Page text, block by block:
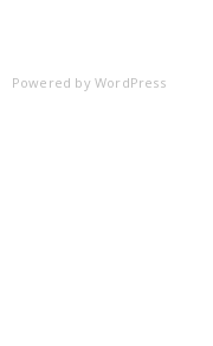
Powered byWordPress